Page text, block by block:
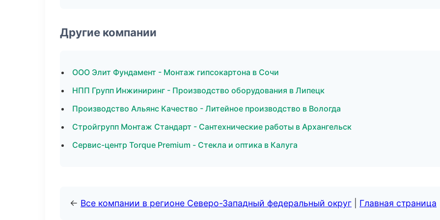
Другие компании
ООО Элит Фундамент - Монтаж гипсокартона в Сочи
НПП Групп Инжиниринг - Производство оборудования в Липецк
Производство Альянс Качество - Литейное производство в Вологда
Стройгрупп Монтаж Стандарт - Сантехнические работы в Архангельск
Сервис-центр Torque Premium - Стекла и оптика в Калуга
← Все компании в регионе Северо-Западный федеральный округ Главная страница